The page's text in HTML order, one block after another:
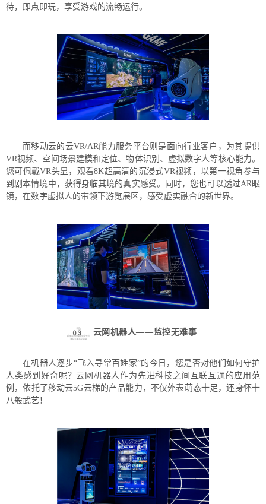
待，即点即玩，享受游戏的流畅运行。
而移动云的云VR/AR能力服务平台则是面向行业客户，为其提供
VR视频、空间场景建模和定位、物体识别、虚拟数字人等核心能力。
您可佩戴VR头显，观看8K超高清的沉浸式VR视频，以第一视角参与
到剧本情境中，获得身临其境的真实感受。同时，您也可以透过AR眼
镜，在数字虚拟人的带领下游览展区，感受虚实融合的新世界。
03 云网机器人——监控无难事
在机器人逐步“飞入寻常百姓家”的今日，您是否对他们如何守护
人类感到好奇呢？云网机器人作为先进科技之间互联互通的应用范
例，依托了移动云5G云梯的产品能力，不仅外表萌态十足，还身怀十
八般武艺！